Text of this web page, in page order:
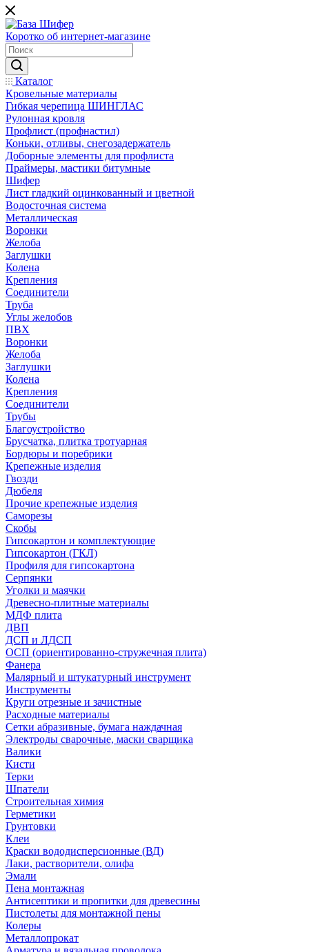
Коротко об интернет-магазине
Каталог
Кровельные материалы
Гибкая черепица ШИНГЛАС
Рулонная кровля
Профлист (профнастил)
Коньки, отливы, снегозадержатель
Доборные элементы для профлиста
Праймеры, мастики битумные
Шифер
Лист гладкий оцинкованный и цветной
Водосточная система
Металлическая
Воронки
Желоба
Заглушки
Колена
Крепления
Соединители
Труба
Углы желобов
ПВХ
Воронки
Желоба
Заглушки
Колена
Крепления
Соединители
Трубы
Благоустройство
Брусчатка, плитка тротуарная
Бордюры и поребрики
Крепежные изделия
Гвозди
Дюбеля
Прочие крепежные изделия
Саморезы
Скобы
Гипсокартон и комплектующие
Гипсокартон (ГКЛ)
Профиля для гипсокартона
Серпянки
Уголки и маячки
Древесно-плитные материалы
МДФ плита
ДВП
ДСП и ЛДСП
ОСП (ориентированно-стружечная плита)
Фанера
Малярный и штукатурный инструмент
Инструменты
Круги отрезные и зачистные
Расходные материалы
Сетки абразивные, бумага наждачная
Электроды сварочные, маски сварщика
Валики
Кисти
Терки
Шпатели
Строительная химия
Герметики
Грунтовки
Клеи
Краски вододисперсионные (ВД)
Лаки, растворители, олифа
Эмали
Пена монтажная
Антисептики и пропитки для древесины
Пистолеты для монтажной пены
Колеры
Металлопрокат